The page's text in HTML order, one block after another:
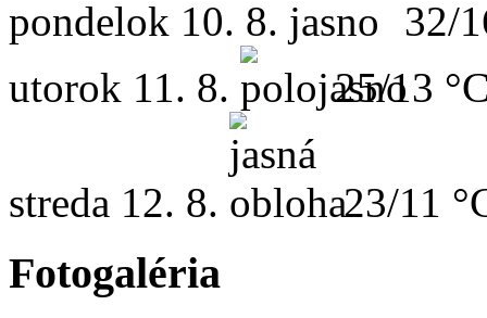
pondelok 10. 8.
32/
utorok 11. 8. 25/13
streda 12. 8. 23/11
Fotogaléria